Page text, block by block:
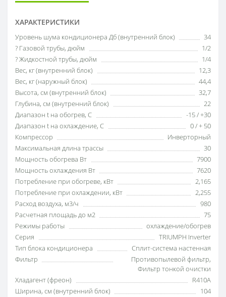
ХАРАКТЕРИСТИКИ
Уровень шума кондиционера Дб (внутренний блок)
34
? Газовой трубы, дюйм
1/2
? Жидкостной трубы, дюйм
1/4
Вес, кг (внутренний блок)
12,3
Вес, кг (наружный блок)
44,4
Высота, см (внутренний блок)
32,7
Глубина, см (внутренний блок)
22
Диапазон t на обогрев, С
-15 / +30
Диапазон t на охлаждение, С
0 / + 50
Компрессор
Инверторный
Максимальная длина трассы
30
Мощность обогрева Вт
7900
Мощность охлаждения Вт
7620
Потребление при обогреве, кВт
2,165
Потребление при охлаждении, кВт
2,255
Расход воздуха, м3/ч
980
Расчетная площадь до м2
75
Режимы работы
охлаждение/обогрев
Серия
TRIUMPH Inverter
Тип блока кондиционера
Сплит-система настенная
Фильтр
Противопылевой фильтр,
Фильтр тонкой очистки
Хладагент (фреон)
R410A
Ширина, см (внутренний блок)
104